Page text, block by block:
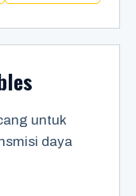
untuk
daya